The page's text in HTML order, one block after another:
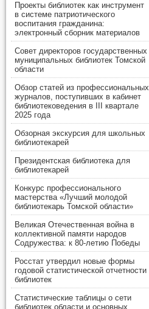
Проекты библиотек как инструмент
в системе патриотического
воспитания гражданина:
электронный сборник материалов
Совет директоров государственных
муниципальных библиотек Томской
области
Обзор статей из профессиональных
журналов, поступивших в кабинет
библиотековедения в III квартале
2025 года
Обзорная экскурсия для школьных
библиотекарей
Президентская библиотека для
библиотекарей
Конкурс профессионального
мастерства «Лучший молодой
библиотекарь Томской области»
Великая Отечественная война в
коллективной памяти народов
Содружества: к 80-летию Победы
Росстат утвердил новые формы
годовой статистической отчетности
библиотек
Статистические таблицы о сети
библиотек области и основных